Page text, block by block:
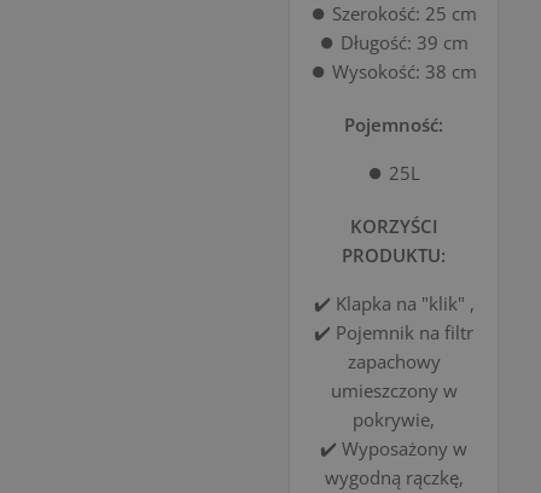
⏺️ Szerokość: 25 cm
⏺️ Długość: 39 cm
⏺️ Wysokość: 38 cm
Pojemność:
⏺️ 25L
KORZYŚCI
PRODUKTU:
✔️ Klapka na "klik" ,
✔️ Pojemnik na filtr
zapachowy
umieszczony w
pokrywie,
✔️ Wyposażony w
wygodną rączkę,